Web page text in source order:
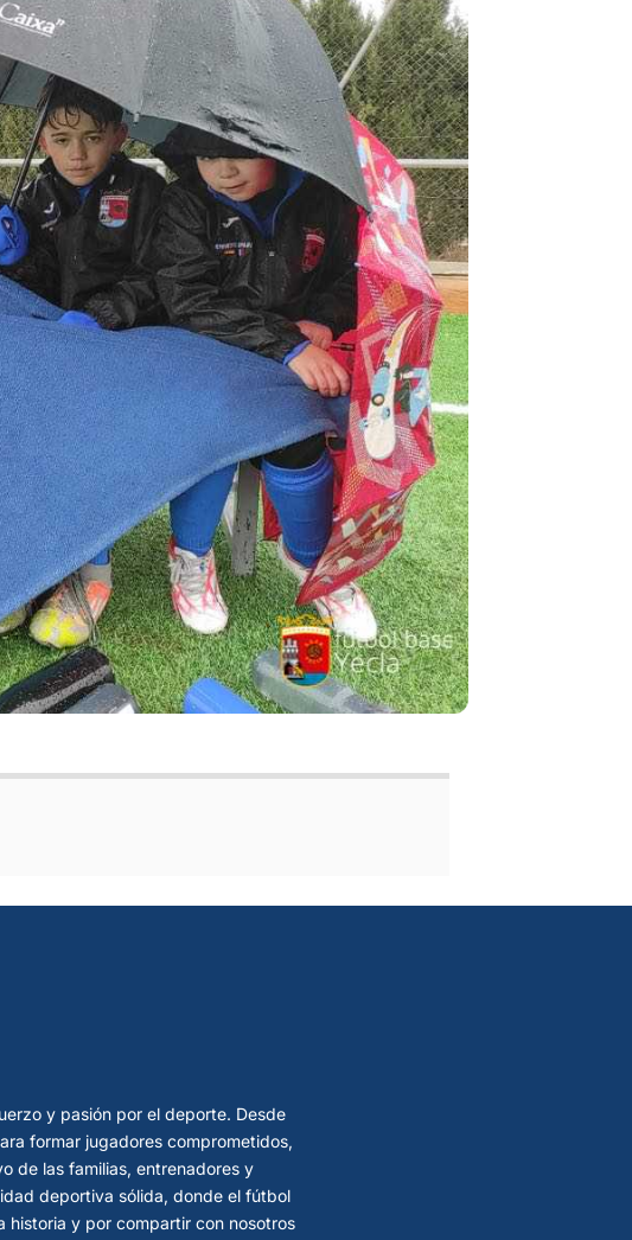
y pasión por el deporte. Desde
formar jugadores comprometidos,
de las familias, entrenadores y
deportiva sólida, donde el fútbol
historia y por compartir con nosotros